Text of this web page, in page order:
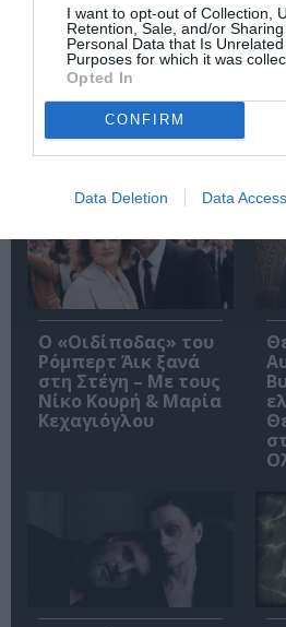
I want to opt-out of Collection,
Retention, Sale, and/or
Personal Data that Is
Purposes for which it was
Opted In
CONFIRM
Data Deletion Data Access
Ακολουθήστε το
Δημοφιλή
O «Οιδίποδας» του
Ρόμπερτ Άικ ξανά
στη Στέγη – Με τους
Νίκο Κουρή & Μαρία
Κεχαγιόγλου